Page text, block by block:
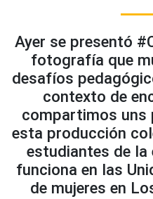
Ayer se presentó
fotografía que
desafíos
contexto de
compartimos uns
esta producción
estudiantes de la
funciona en las
de mujeres en